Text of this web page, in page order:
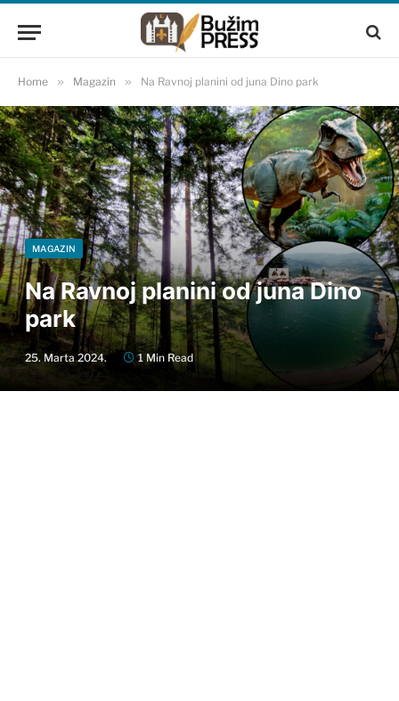
Home » Magazin » Na Ravnoj planini od juna Dino park
MAGAZIN
Na Ravnoj planini od juna Dino
park
25. Marta 2024. 1 Min Read